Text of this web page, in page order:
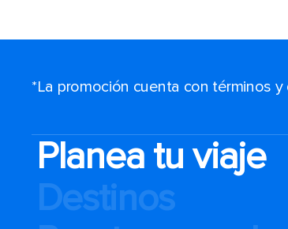
*La promoción cuenta con términos
Planea tu viaje
Destinos